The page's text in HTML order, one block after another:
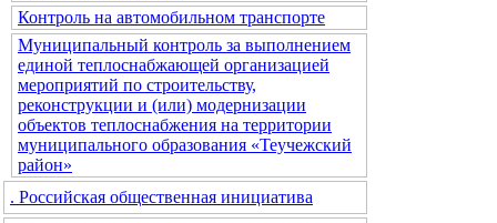
Контроль на автомобильном транспорте
Муниципальный контроль за выполнением
единой теплоснабжающей организацией
мероприятий по строительству,
реконструкции и (или) модернизации
объектов теплоснабжения на территории
муниципального образования «Теучежский
район»
. Российская общественная инициатива